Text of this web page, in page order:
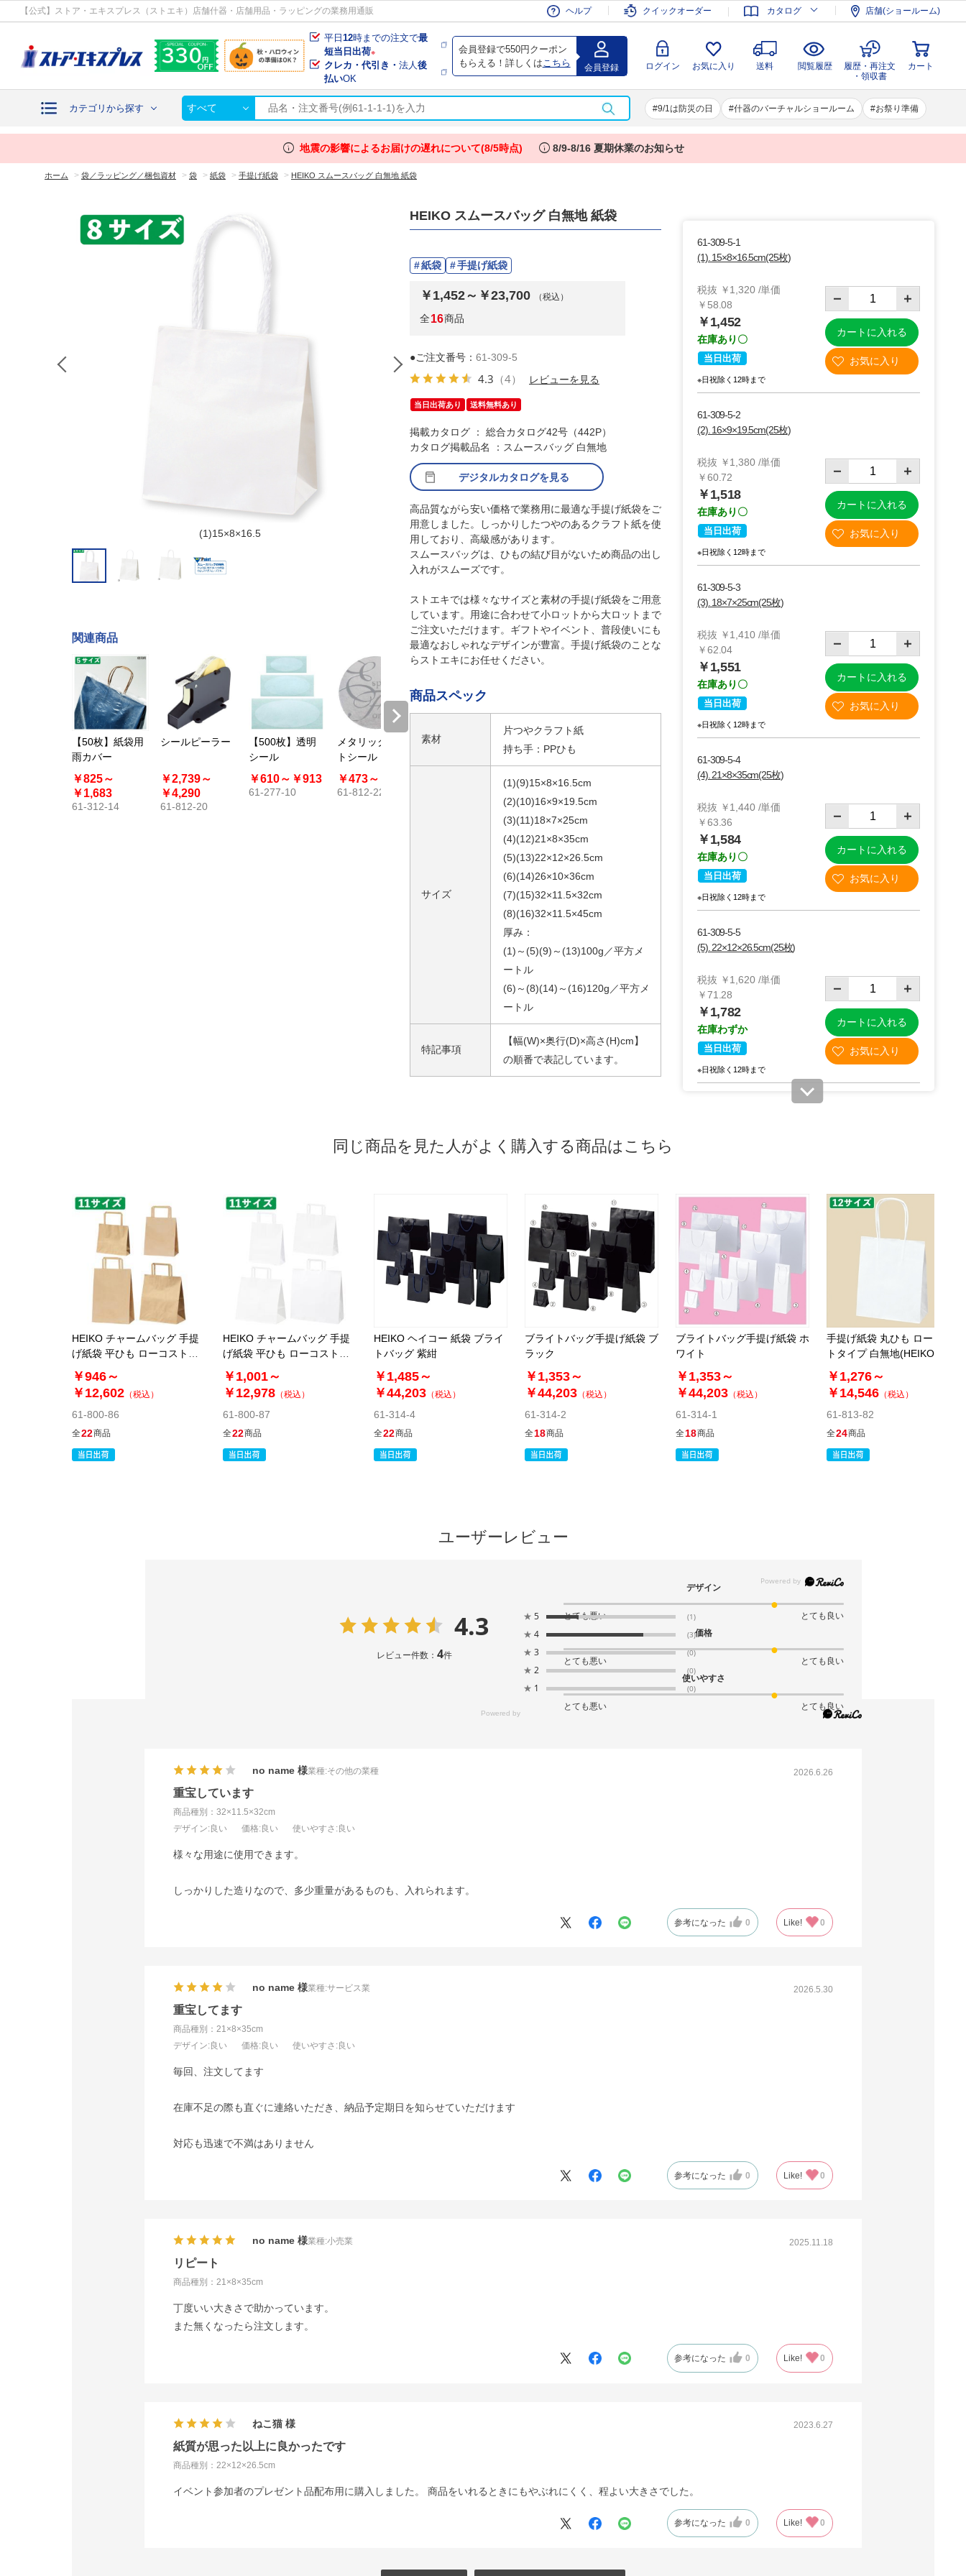
【公式】ストア・エキスプレス（ストエキ）店舗什器・店舗用品・ラッピングの業務用通販 ヘルプ クイックオーダー カタログ 店舗(ショールーム)
平日12時までの注文で最
短当日出荷※
クレカ・代引き・法人後
払いOK
会員登録で550円クーポン
もらえる！詳しくは こちら 会員登録 ログイン お気に入り 送料 閲覧履歴
履歴・再注文
・領収書
カート
カテゴリから探す すべて 9/1は防災の日 什器のバーチャルショールーム お祭り準備
会員登録 ログイン お気に入り 送料 閲覧履歴
履歴・再注文
・領収書
カート
info 地震の影響によるお届けの遅れについて(8/5時点) info 8/9-8/16 夏期休業のお知らせ
ホーム > 袋／ラッピング／梱包資材 > 袋 > 紙袋 > 手提げ紙袋 > HEIKO スムースバッグ 白無地 紙袋
(1)15×8×16.5
関連商品
【50枚】紙袋用
雨カバー
￥825～
￥1,683
61-312-14
シールピーラー
￥2,739～
￥4,290
61-812-20
【500枚】透明
シール
￥610～ ￥913
61-277-10
メタリック ギフ
トシール
￥473～
61-812-22
HEIKO スムースバッグ 白無地 紙袋
紙袋 手提げ紙袋
￥1,452～￥23,700 （税込）
全16商品
●ご注文番号： 61-309-5
4.3 （4） レビューを見る
当日出荷あり 送料無料あり
掲載カタログ ： 総合カタログ42号（442P）
デジタルカタログを見る
カタログ掲載品名 ：スムースバッグ 白無地
高品質ながら安い価格で業務用に最適な手提げ紙袋をご
用意しました。しっかりしたつやのあるクラフト紙を使
用しており、高級感があります。
スムースバッグは、ひもの結び目がないため商品の出し
入れがスムーズです。
ストエキでは様々なサイズと素材の手提げ紙袋をご用意
しています。用途に合わせて小ロットから大ロットまで
ご注文いただけます。ギフトやイベント、普段使いにも
最適なおしゃれなデザインが豊富。手提げ紙袋のことな
らストエキにお任せください。
商品スペック
素材
片つやクラフト紙
持ち手：PPひも
サイズ
(1)(9)15×8×16.5cm
(2)(10)16×9×19.5cm
(3)(11)18×7×25cm
(4)(12)21×8×35cm
(5)(13)22×12×26.5cm
(6)(14)26×10×36cm
(7)(15)32×11.5×32cm
(8)(16)32×11.5×45cm
厚み：
(1)～(5)(9)～(13)100g／平方メ
ートル
(6)～(8)(14)～(16)120g／平方メ
ートル
特記事項
【幅(W)×奥行(D)×高さ(H)cm】
の順番で表記しています。
61-309-5-1
(1). 15×8×16.5cm(25枚)
税抜 ￥1,320 /単価
￥58.08
￥1,452
在庫あり〇
当日出荷
※日祝除く12時まで
カートに入れる
61-309-5-2
(2). 16×9×19.5cm(25枚)
税抜 ￥1,380 /単価
￥60.72
￥1,518
在庫あり〇
当日出荷
※日祝除く12時まで
カートに入れる
61-309-5-3
(3). 18×7×25cm(25枚)
税抜 ￥1,410 /単価
￥62.04
￥1,551
在庫あり〇
当日出荷
※日祝除く12時まで
カートに入れる
61-309-5-4
(4). 21×8×35cm(25枚)
税抜 ￥1,440 /単価
￥63.36
￥1,584
在庫あり〇
当日出荷
※日祝除く12時まで
カートに入れる
61-309-5-5
(5). 22×12×26.5cm(25枚)
税抜 ￥1,620 /単価
￥71.28
￥1,782
在庫わずか
当日出荷
※日祝除く12時まで
カートに入れる
当日出荷
※日祝除く12時まで
カートに入れる
61-309-5-7
(7). 32×11.5×32cm(25枚)
税抜 ￥1,740 /単価
￥76.56
￥1,914
在庫あり〇
当日出荷
※日祝除く12時まで
61-309-5-8
(8). 32×11.5×45cm(25枚)
※日祝除く12時まで
(9). 幅15×奥行8×高さ16.5cm (300枚)
￥55.18
カートに入れる
￥60.19
￥18,057
￥20,314
08月24日頃の出荷
08月24日頃の出荷
送料無料
同じ商品を見た人がよく購入する商品はこちら
HEIKO チャームバッグ 手提
げ紙袋 平ひも ローコストタ
イプ 茶無地
￥946～
￥12,602 （税込）
61-800-86
全22商品
HEIKO チャームバッグ 手提
げ紙袋 平ひも ローコストタ
イプ 白無地
￥1,001～
￥12,978 （税込）
61-800-87
全22商品
HEIKO ヘイコー 紙袋 ブライ
トバッグ 紫紺
￥1,485～
￥44,203 （税込）
61-314-4
全22商品
ブライトバッグ手提げ紙袋 ブ
ラック
￥1,353～
￥44,203 （税込）
61-314-2
全18商品
ブライトバッグ手提げ紙袋 ホ
ワイト
￥1,353～
￥44,203 （税込）
61-314-1
全18商品
手提げ紙袋 丸ひも ローコス
トタイプ 白無地(HEIKO チャ
ームバッグ)
￥1,276～
￥14,546 （税込）
61-813-82
全24商品
ユーザーレビュー
4.3
レビュー件数： 4件
★ 5 (1)
★ 4 (3)
★ 3 (0)
★ 2 (0)
★ 1 (0)
デザイン
とても悪い
とても良い
価格
とても悪い
とても良い
使いやすさ
とても悪い とても良い
2026.6.26
重宝しています
商品種別：32×11.5×32cm
デザイン:良い 価格:良い 使いやすさ :良い
no name 業種:その他の業種
様々な用途に使用できます。
しっかりした造りなので、多少重量があるものも、入れられます。
参考になった 0 Like! 0
2026.5.30
重宝してます
商品種別：21×8×35cm
デザイン:良い 価格:良い 使いやすさ :良い
no name 業種:サービス業
毎回、注文してます
在庫不足の際も直ぐに連絡いただき、納品予定期日を知らせていただけます
対応も迅速で不満はありません
参考になった 0 Like! 0
2025.11.18
リピート
商品種別：21×8×35cm
no name 業種:小売業
丁度いい大きさで助かっています。
また無くなったら注文します。
参考になった 0 Like! 0
2023.6.27
紙質が思った以上に良かったです
商品種別：22×12×26.5cm
ねこ猫
イベント参加者のプレゼント品配布用に購入しました。 商品をいれるときにもやぶれにくく、程よい大きさでした。
参考になった 0 Like! 0